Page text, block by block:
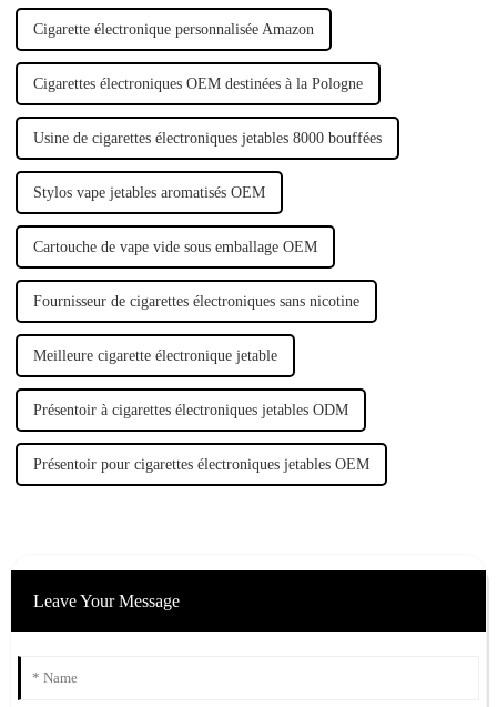
Cigarette électronique personnalisée Amazon
Cigarettes électroniques OEM destinées à la Pologne
Usine de cigarettes électroniques jetables 8000 bouffées
Stylos vape jetables aromatisés OEM
Cartouche de vape vide sous emballage OEM
Fournisseur de cigarettes électroniques sans nicotine
Meilleure cigarette électronique jetable
Présentoir à cigarettes électroniques jetables ODM
Présentoir pour cigarettes électroniques jetables OEM
Leave Your Message